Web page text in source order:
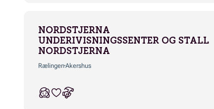
NORDSTJERNA
UNDERIVISNINGSSENTER OG STALL
NORDSTJERNA
RælingenAkershus